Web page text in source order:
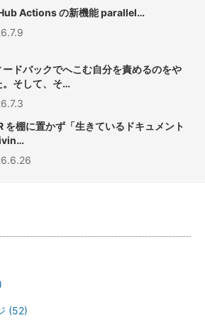
Actions の新機能 parallel…
ードバックでへこむ自分を責めるのをや
。そして、そ…
を棚に置かず「生きているドキュメント
(52)